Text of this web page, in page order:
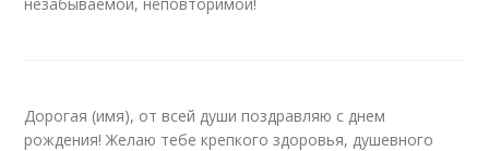
Дорогая (имя), от всей души поздравляю с днем
рождения! Желаю тебе крепкого здоровья, душевного